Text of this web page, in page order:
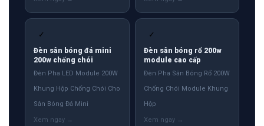
✓
Đèn sân bóng đá mini
200w chống chói
Đèn Pha LED Module 200W
Khung Hộp Chống Chói Cho
Sân Bóng Đá Mini
✓
Đèn sân bóng rổ 200w
module cao cấp
Đèn Pha Sân Bóng Rổ 200W
Chống Chói Module Khung
Hộp